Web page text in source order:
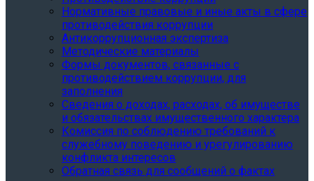
Нормативные правовые и иные акты в сфере
противодействия коррупции
Антикоррупционная экспертиза
Методические материалы
Формы документов, связанные с
противодействием коррупции, для
заполнения
Сведения о доходах, расходах, об имуществе
и обязательствах имущественного характера
Комиссия по соблюдению требований к
служебному поведению и урегулированию
конфликта интересов
Обратная связь для сообщений о фактах